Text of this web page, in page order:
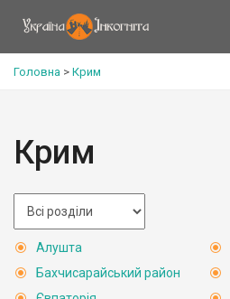
Головна > Крим
Крим
Алушта
Бахчисарайський район